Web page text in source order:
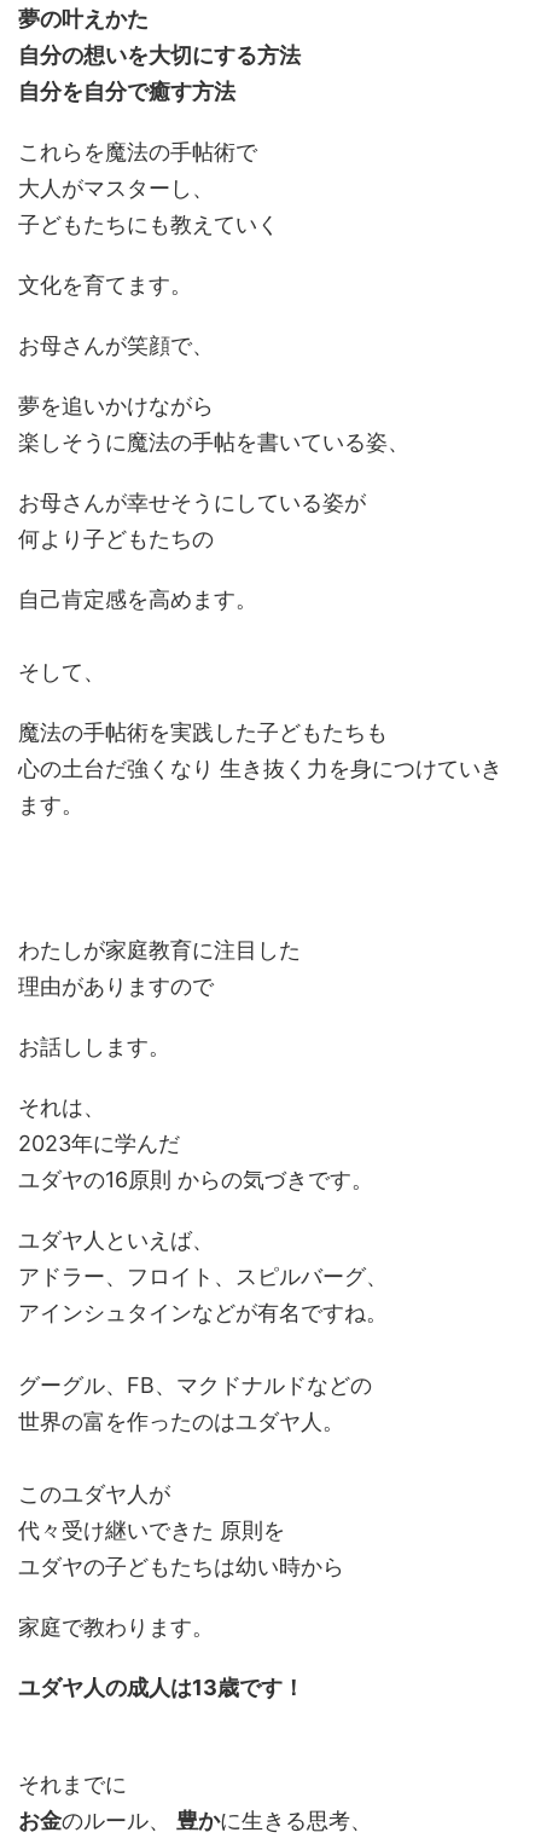
夢の叶えかた
自分の想いを大切にする方法
自分を自分で癒す方法
これらを魔法の手帖術で
大人がマスターし、
子どもたちにも教えていく
文化を育てます。
お母さんが笑顔で、
夢を追いかけながら
楽しそうに魔法の手帖を書いている姿、
お母さんが幸せそうにしている姿が
何より子どもたちの
自己肯定感を高めます。
そして、
魔法の手帖術を実践した子どもたちも
心の土台だ強くなり 生き抜く力を身につけていき
ます。
わたしが家庭教育に注目した
理由がありますので
お話しします。
それは、
2023年に学んだ
ユダヤの16原則 からの気づきです。
ユダヤ人といえば、
アドラー、フロイト、スピルバーグ、
アインシュタインなどが有名ですね。
グーグル、FB、マクドナルドなどの
世界の富を作ったのはユダヤ人。
このユダヤ人が
代々受け継いできた 原則を
ユダヤの子どもたちは幼い時から
家庭で教わります。
ユダヤ人の成人は13歳です！
それまでに
お金のルール、 豊かに生きる思考、